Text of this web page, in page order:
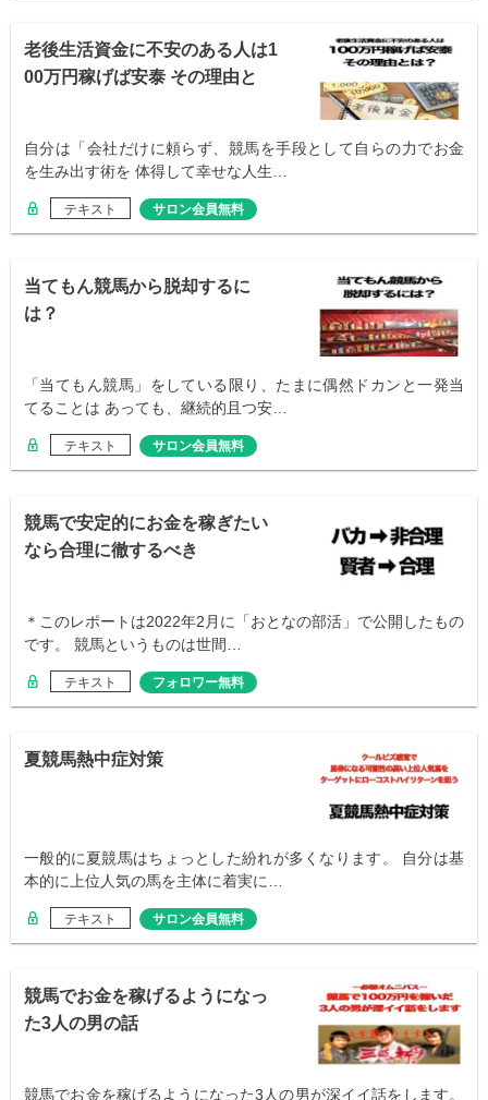
老後生活資金に不安のある人は1
00万円稼げば安泰 その理由と
自分は「会社だけに頼らず、競馬を手段として自らの力でお金
を生み出す術を 体得して幸せな人生…
テキスト サロン会員無料
当てもん競馬から脱却するに
は？
「当てもん競馬」をしている限り、たまに偶然ドカンと一発当
てることは あっても、継続的且つ安…
テキスト サロン会員無料
競馬で安定的にお金を稼ぎたい
なら合理に徹するべき
＊このレポートは2022年2月に「おとなの部活」で公開したもの
です。 競馬というものは世間…
テキスト フォロワー無料
夏競馬熱中症対策
一般的に夏競馬はちょっとした紛れが多くなります。 自分は基
本的に上位人気の馬を主体に着実に…
テキスト サロン会員無料
競馬でお金を稼げるようになっ
た3人の男の話
競馬でお金を稼げるようになった3人の男が深イイ話をします。